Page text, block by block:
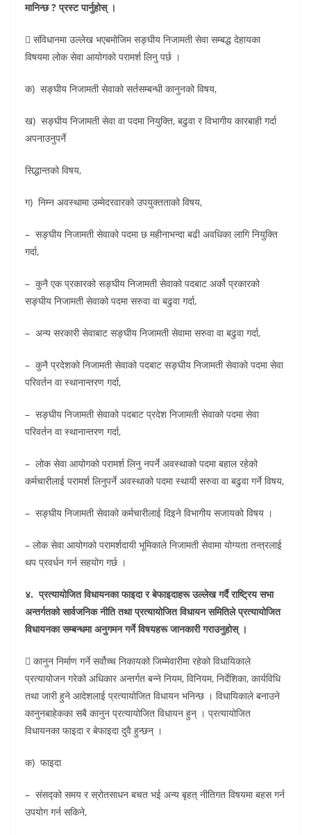
मानिन्छ ? प्रस्ट पार्नुहोस् ।
 संविधानमा उल्लेख भएबमोजिम सङ्घीय निजामती सेवा सम्बद्ध देहायका
विषयमा लोक सेवा आयोगको परामर्श लिनु पर्छ ।
क) सङ्घीय निजामती सेवाको सर्तसम्बन्धी कानुनको विषय,
ख) सङ्घीय निजामती सेवा वा पदमा नियुक्ति, बढुवा र विभागीय कारबाही गर्दा
अपनाउनुपर्ने
सिद्धान्तको विषय,
ग) निम्न अवस्थामा उम्मेदरवारको उपयुक्तताको विषय,
– सङ्घीय निजामती सेवाको पदमा छ महीनाभन्दा बढी अवधिका लागि नियुक्ति
गर्दा,
– कुनै एक प्रकारको सङ्घीय निजामती सेवाको पदबाट अर्को प्रकारको
सङ्घीय निजामती सेवाको पदमा सरुवा वा बढुवा गर्दा,
– अन्य सरकारी सेवाबाट सङ्घीय निजामती सेवामा सरुवा वा बढुवा गर्दा,
– कुनै प्रदेशको निजामती सेवाको पदबाट सङ्घीय निजामती सेवाको पदमा सेवा
परिवर्तन वा स्थानान्तरण गर्दा,
– सङ्घीय निजामती सेवाको पदबाट प्रदेश निजामती सेवाको पदमा सेवा
परिवर्तन वा स्थानान्तरण गर्दा,
– लोक सेवा आयोगको परामर्श लिनु नपर्ने अवस्थाको पदमा बहाल रहेको
कर्मचारीलाई परामर्श लिनुपर्ने अवस्थाको पदमा स्थायी सरुवा वा बढुवा गर्ने विषय,
– सङ्घीय निजामती सेवाको कर्मचारीलाई दिइने विभागीय सजायको विषय ।
– लोक सेवा आयोगको परामर्शदायी भूमिकाले निजामती सेवामा योग्यता तन्त्रलाई
थप प्रवर्धन गर्न सहयोग गर्छ ।
४. प्रत्यायोजित विधायनका फाइदा र बेफाइदाहरू उल्लेख गर्दै राष्ट्रिय सभा
अन्तर्गतको सार्वजनिक नीति तथा प्रत्यायोजित विधायन समितिले प्रत्यायोजित
विधायनका सम्बन्धमा अनुगमन गर्ने विषयहरू जानकारी गराउनुहोस् ।
 कानुन निर्माण गर्ने सर्वोच्च निकायको जिम्मेवारीमा रहेको विधायिकाले
प्रत्यायोजन गरेको अधिकार अन्तर्गत बन्ने नियम, विनियम, निर्देशिका, कार्यविधि
तथा जारी हुने आदेशलाई प्रत्यायोजित विधायन भनिन्छ । विधायिकाले बनाउने
कानुनबाहेकका सबै कानुन प्रत्यायोजित विधायन हुन् । प्रत्यायोजित
विधायनका फाइदा र बेफाइदा दुवै हुन्छन् ।
क) फाइदा
– संसद्को समय र स्रोतसाधन बचत भई अन्य बृहत् नीतिगत विषयमा बहस गर्न
उपयोग गर्न सकिने,